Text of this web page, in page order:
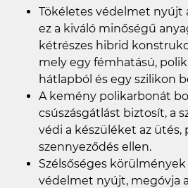
Tökéletes védelmet nyújt
ez a kiváló minőségű
kétrészes hibrid
mely egy fémhatású,
hátlapból és egy szilikon
A kemény polikarbonát
csúszásgátlást biztosít, a
védi a készüléket az ütés,
szennyeződés ellen.
Szélsőséges
védelmet nyújt, megóvja